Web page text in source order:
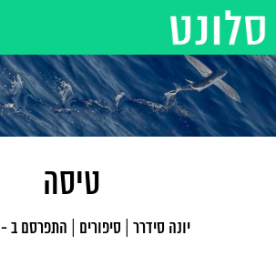
טיסה
יונה סידרר סיפורים התפרסם ב - 10.11.21